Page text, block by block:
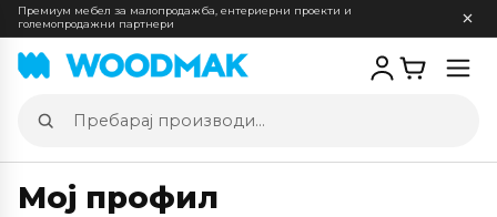
Премиум мебел за малопродажба, ентериерни проекти и
големопродажни партнери
Пребарај
производи
Мој профил